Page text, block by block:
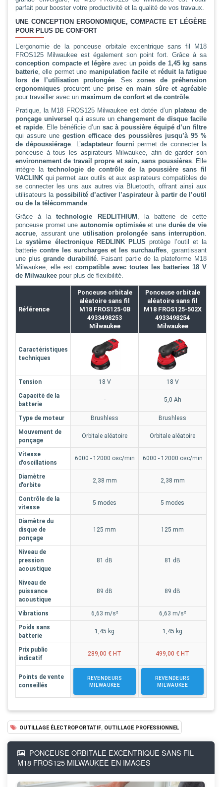
parfait pour booster votre productivité et la qualité de vos travaux.
UNE CONCEPTION ERGONOMIQUE, COMPACTE ET LÉGÈRE
POUR PLUS DE CONFORT
L’ergonomie de la ponceuse orbitale excentrique sans fil M18
FROS125 Milwaukee est également son point fort. Grâce à sa
conception compacte et légère avec unpoids de 1,45 kg sans
batterie, elle permet une manipulation facile etréduit la fatigue
lors de l’utilisation prolongée. Seszones de préhension
ergonomiques procurent une prise en main sûre et agréable
pour travailler avec un maximum de confort et de contrôle.
Pratique, la M18 FROS125 Milwaukee est dotée d’unplateau de
ponçage universel
qui assure un changement de disque facile
et rapide. Elle bénéficie d’unsac à poussière équipé d’un filtre
qui assure une gestion efficace des poussières jusqu’à 95 %
de dépoussiérage. L’adaptateur fourni permet de connecter la
ponceuse à tous les aspirateurs Milwaukee, afin de garder son
environnement de travail propre et sain, sans poussières. Elle
intègre la technologie de contrôle de la poussière sans fil
VACLINK qui permet aux outils et aux aspirateurs compatibles de
se connecter les uns aux autres via Bluetooth, offrant ainsi aux
utilisateurs la possibilité d’activer l’aspirateur à partir de l’outil
ou de la télécommande.
Grâce à latechnologie REDLITHIUM , la batterie de cette
ponceuse promet une autonomie optimiséeet une durée de vie
accrue, assurant une utilisation prolongée sans interruption.
Lesystème électronique REDLINK PLUS protège l’outil et la
batterie contre les surcharges et les surchauffes, garantissant
une plusgrande durabilité. Faisant partie de la plateforme M18
Milwaukee, elle est compatible avec toutes les batteries 18 V
de Milwaukee pour plus de flexibilité.
Référence
Ponceuse orbitale
aléatoire sans fil
M18 FROS125-0B
4933498253
Milwaukee
Ponceuse orbitale
aléatoire sans fil
M18 FROS125-502X
4933498254
Milwaukee
Caractéristiques
techniques
Tension 18 V
18 V
Capacité de la
batterie
- 5,0 Ah
Type de moteur Brushless
Brushless
Mouvement de
ponçage
Orbitale aléatoire Orbitale aléatoire
Vitesse
d'oscillations
6000 - 12000 osc/min 6000 - 12000 osc/min
Diamètre
d'orbite
2,38 mm 2,38 mm
Contrôle de la
vitesse
5 modes 5 modes
Diamètre du
disque de
ponçage
125 mm 125 mm
Niveau de
pression
acoustique
81 dB 81 dB
Niveau de
puissance
acoustique
89 dB 89 dB
Vibrations 6,63 m/s²
6,63 m/s²
Poids sans
batterie
1,45 kg 1,45 kg
Prix public
indicatif
289,00 € HT 499,00 € HT
Points de vente
conseillés
REVENDEURS
MILWAUKEE
REVENDEURS
MILWAUKEE
OUTILLAGE ÉLECTROPORTATIF, OUTILLAGE PROFESSIONNEL
PONCEUSE ORBITALE EXCENTRIQUE SANS FIL
M18 FROS125 MILWAUKEE EN IMAGES